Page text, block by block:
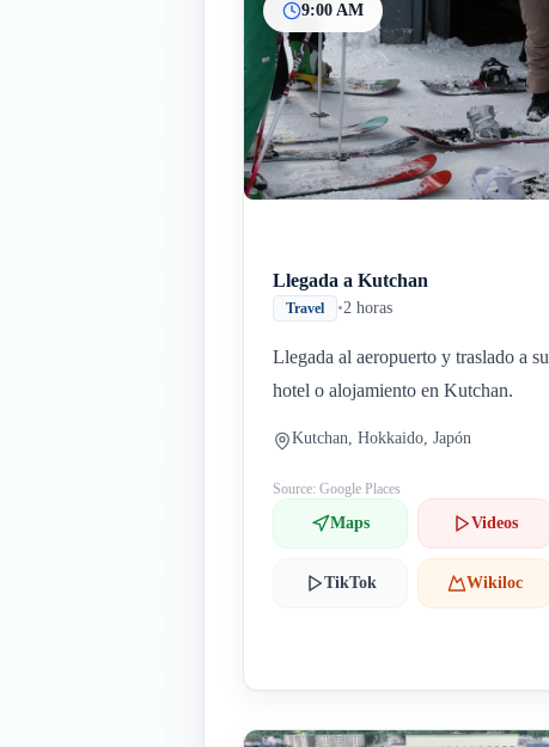
9:00 AM
Llegada a Kutchan
Travel •2 horas
Llegada al aeropuerto y traslado a su
hotel o alojamiento en Kutchan.
Kutchan, Hokkaido, Japón
Source: Google Places
Maps Videos
TikTok Wikiloc